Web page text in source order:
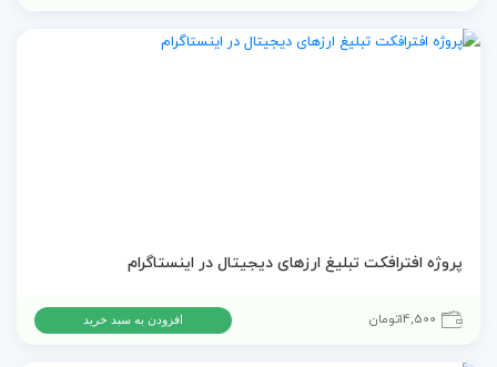
پروژه افترافکت تبلیغ ارزهای دیجیتال در اینستاگرام
14,500تومان افزودن به سبد خرید